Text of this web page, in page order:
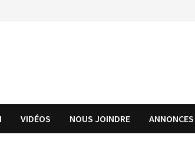
VIDÉOS NOUS JOINDRE ANNONCES